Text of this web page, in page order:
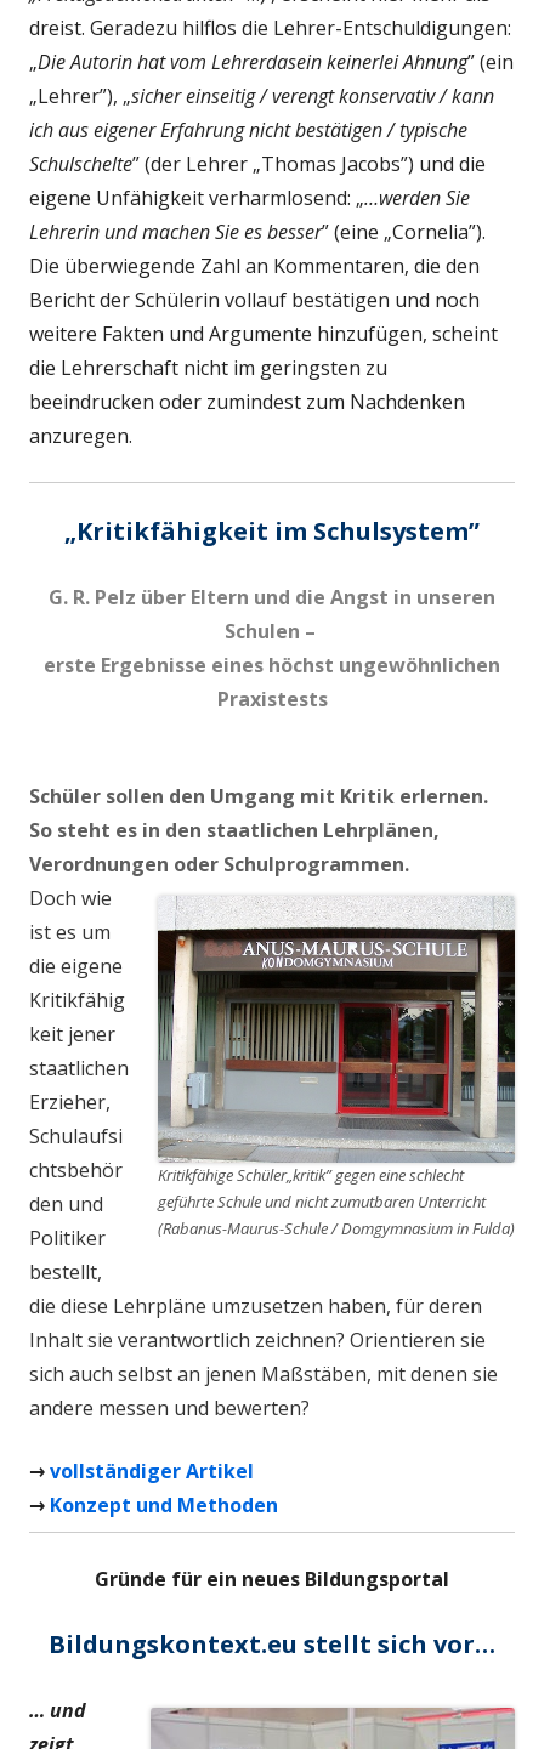
dreist. Geradezu hilflos die Lehrer-Entschuldigungen:
„Die Autorin hat vom Lehrerdasein keinerlei Ahnung” (ein
„Lehrer”), „sicher einseitig / verengt konservativ / kann
ich aus eigener Erfahrung nicht bestätigen / typische
Schulschelte” (der Lehrer „Thomas Jacobs”) und die
eigene Unfähigkeit verharmlosend: „…werden Sie
Lehrerin und machen Sie es besser” (eine „Cornelia”).
Die überwiegende Zahl an Kommentaren, die den
Bericht derSchülerin vollauf bestätigen und noch
weitere Fakten und Argumente hinzufügen, scheint
die Lehrerschaft nicht im geringsten zu
beeindrucken oder zumindest zum Nachdenken
anzuregen.
„Kritikfähigkeit im Schulsystem”
G. R. Pelz über Eltern und die Angst in unseren
Schulen –
erste Ergebnisse eines höchst ungewöhnlichen
Praxistests
Schüler sollen den Umgang mit Kritik erlernen.
So steht es in den staatlichen Lehrplänen,
Verordnungen oder Schulprogrammen.
Kritikfähige Schüler„kritik” gegen eine schlecht
geführte Schule und nicht zumutbaren Unterricht
(Rabanus-Maurus-Schule / Domgymnasium in Fulda)
Doch wie
ist es um
die eigene
Kritikfähig
keit jener
staatlichen
Erzieher,
Schulaufsi
chtsbehör
den und
Politiker
bestellt,
die diese Lehrpläne umzusetzen haben, für deren
Inhalt sie verantwortlich zeichnen? Orientieren sie
sich auch selbst an jenen Maßstäben, mit denen sie
andere messen und bewerten?
→vollständiger Artikel
→ Konzept und Methoden
Gründe für ein neues Bildungsportal
Bildungskontext.eu stellt sich vor…
… und